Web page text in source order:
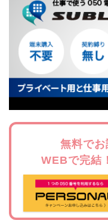
無料でお
WEBで完結